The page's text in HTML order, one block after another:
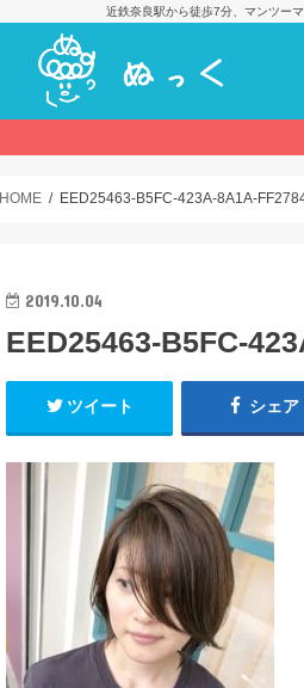
近鉄奈良駅から徒歩7分、マンツー
HOME EED25463-B5FC-423A-8A1A-
2019.10.04
EED25463-B5FC-
ツイート シェア